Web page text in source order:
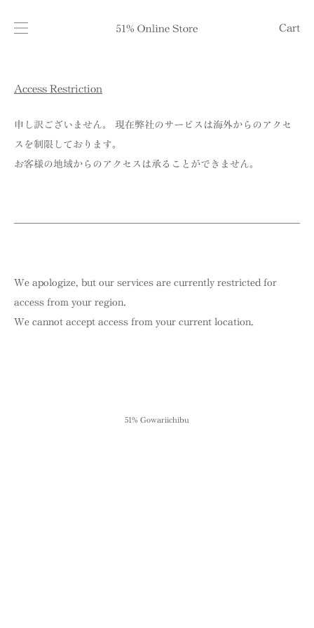
Cart
Access Restriction
申し訳ございません。 現在弊社のサービスは海外からのアクセ
スを制限しております。
お客様の地域からのアクセスは承ることができません。
We apologize, but our services are currently restricted for
access from your region.
We cannot accept access from your current location.
51% Gowariichibu